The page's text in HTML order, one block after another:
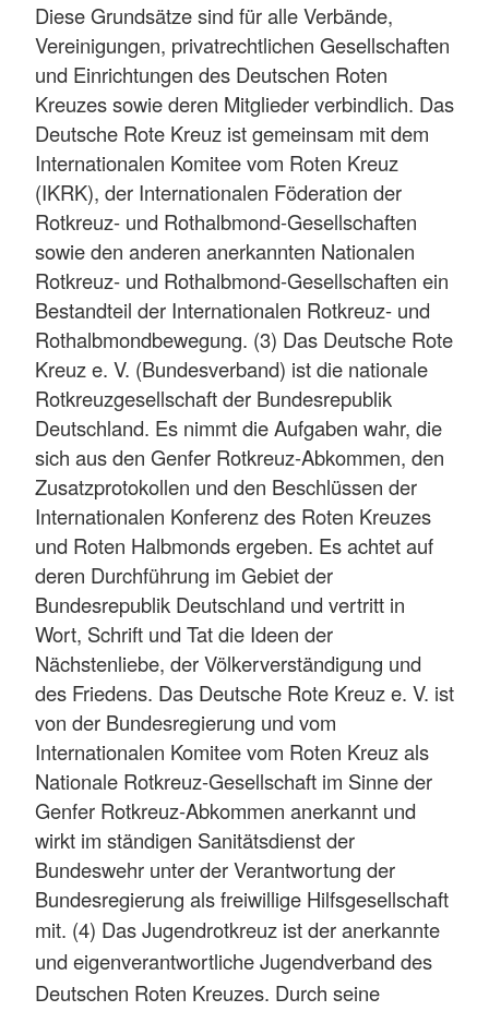
Diese Grundsätze sind für alle Verbände,
Vereinigungen, privatrechtlichen Gesellschaften
und Einrichtungen des Deutschen Roten
Kreuzes sowie deren Mitglieder verbindlich. Das
Deutsche Rote Kreuz ist gemeinsam mit dem
Internationalen Komitee vom Roten Kreuz
(IKRK), der Internationalen Föderation der
Rotkreuz- und Rothalbmond-Gesellschaften
sowie den anderen anerkannten Nationalen
Rotkreuz- und Rothalbmond-Gesellschaften ein
Bestandteil der Internationalen Rotkreuz- und
Rothalbmondbewegung. (3) Das Deutsche Rote
Kreuz e. V. (Bundesverband) ist die nationale
Rotkreuzgesellschaft der Bundesrepublik
Deutschland. Es nimmt die Aufgaben wahr, die
sich aus den Genfer Rotkreuz-Abkommen, den
Zusatzprotokollen und den Beschlüssen der
Internationalen Konferenz des Roten Kreuzes
und Roten Halbmonds ergeben. Es achtet auf
deren Durchführung im Gebiet der
Bundesrepublik Deutschland und vertritt in
Wort, Schrift und Tat die Ideen der
Nächstenliebe, der Völkerverständigung und
des Friedens. Das Deutsche Rote Kreuz e. V. ist
von der Bundesregierung und vom
Internationalen Komitee vom Roten Kreuz als
Nationale Rotkreuz-Gesellschaft im Sinne der
Genfer Rotkreuz-Abkommen anerkannt und
wirkt im ständigen Sanitätsdienst der
Bundeswehr unter der Verantwortung der
Bundesregierung als freiwillige Hilfsgesellschaft
mit. (4) Das Jugendrotkreuz ist der anerkannte
und eigenverantwortliche Jugendverband des
Deutschen Roten Kreuzes. Durch seine